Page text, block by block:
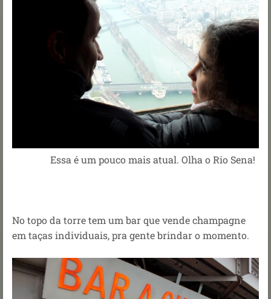
Essa é um pouco mais atual. Olha o Rio Sena!
No topo da torre tem um bar que vende champagne
em taças individuais, pra gente brindar o momento.